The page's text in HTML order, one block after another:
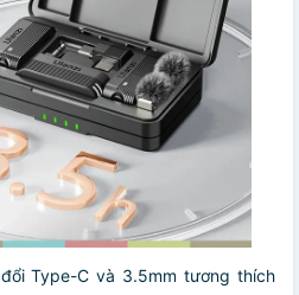
Type-C và 3.5mm tương thích